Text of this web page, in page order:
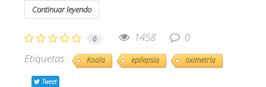
Continuar leyendo
0 1458
0
Etiquetas:
Koala epilepsia oximetría
Tweet